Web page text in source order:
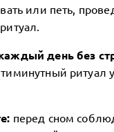
или петь,
день без
ритуал
перед сном